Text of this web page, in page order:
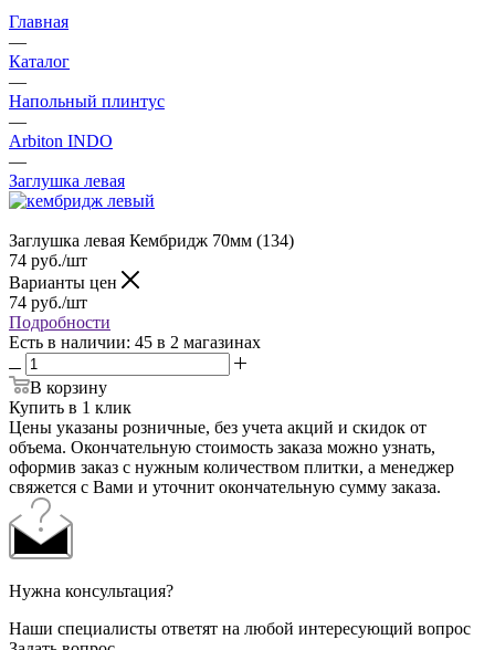
Главная
—
Каталог
—
Напольный плинтус
—
Arbiton INDO
—
Заглушка левая
Заглушка левая Кембридж 70мм (134)
74 руб./шт
Варианты цен
74 руб./шт
Подробности
Есть в наличии: 45 в 2 магазинах
В корзину
Купить в 1 клик
Цены указаны розничные, без учета акций и скидок от
объема. Окончательную стоимость заказа можно узнать,
оформив заказ с нужным количеством плитки, а менеджер
свяжется с Вами и уточнит окончательную сумму заказа.
Нужна консультация?
Наши специалисты ответят на любой интересующий вопрос